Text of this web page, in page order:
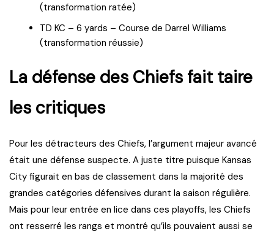
(transformation ratée)
TD KC – 6 yards – Course de Darrel Williams
(transformation réussie)
La défense des Chiefs fait taire
les critiques
Pour les détracteurs des Chiefs, l’argument majeur avancé
était une défense suspecte. A juste titre puisque Kansas
City figurait en bas de classement dans la majorité des
grandes catégories défensives durant la saison régulière.
Mais pour leur entrée en lice dans ces playoffs, les Chiefs
ont resserré les rangs et montré qu’ils pouvaient aussi se